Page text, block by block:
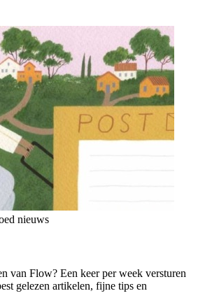
nieuws
van Flow? Een keer per week versturen
gelezen artikelen, fijne tips en